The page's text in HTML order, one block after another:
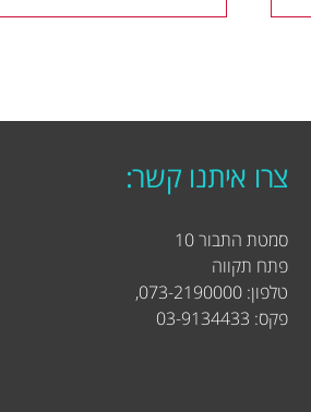
צרו איתנו קשר:
סמטת התבור 10
פתח תקווה
טלפון: 073-2190000,
פקס: 03-9134433